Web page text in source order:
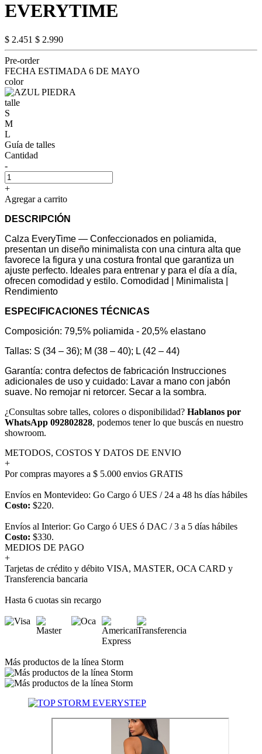
EVERYTIME
$ 2.451 $ 2.990
Pre-order
FECHA ESTIMADA 6 DE MAYO
color
talle
S
M
L
Guía de talles
Cantidad
-
+
Agregar a carrito
DESCRIPCIÓN
Calza EveryTime — Confeccionados en poliamida,
presentan un diseño minimalista con una cintura alta que
favorece la figura y una costura frontal que garantiza un
ajuste perfecto. Ideales para entrenar y para el día a día,
ofrecen comodidad y estilo. Comodidad | Minimalista |
Rendimiento
ESPECIFICACIONES TÉCNICAS
Composición: 79,5% poliamida - 20,5% elastano
Tallas: S (34 – 36); M (38 – 40); L (42 – 44)
Garantía: contra defectos de fabricación Instrucciones
adicionales de uso y cuidado: Lavar a mano con jabón
suave. No remojar ni retorcer. Secar a la sombra.
¿Consultas sobre talles, colores o disponibilidad? Hablanos por
WhatsApp 092802828, podemos tener lo que buscás en nuestro
showroom.
METODOS, COSTOS Y DATOS DE ENVIO
+
Por compras mayores a $ 5.000 envios GRATIS
Envíos en Montevideo: Go Cargo ó UES / 24 a 48 hs días hábiles
Costo: $220.
Envíos al Interior: Go Cargo ó UES ó DAC / 3 a 5 días hábiles
Costo: $330.
MEDIOS DE PAGO
+
Tarjetas de crédito y débito VISA, MASTER, OCA CARD y
Transferencia bancaria
Hasta 6 cuotas sin recargo
Más productos de la línea Storm